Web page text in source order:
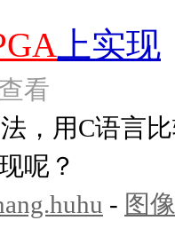
上实现
看
，用C语言
呢？
- 图